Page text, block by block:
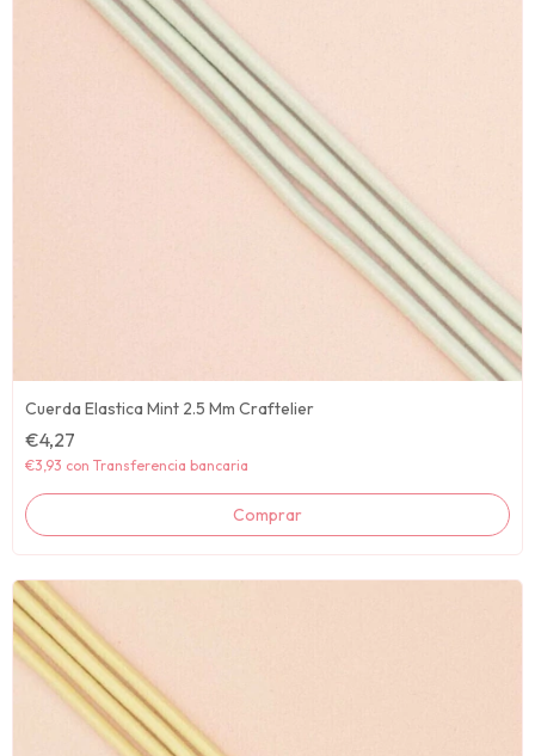
Cuerda Elastica Mint 2.5 Mm Craftelier
€4,27
€3,93 con Transferencia bancaria